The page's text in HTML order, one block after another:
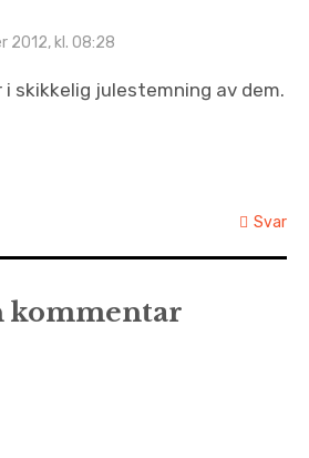
2012, kl. 08:28
skikkelig julestemning av dem.
Svar
kommentar